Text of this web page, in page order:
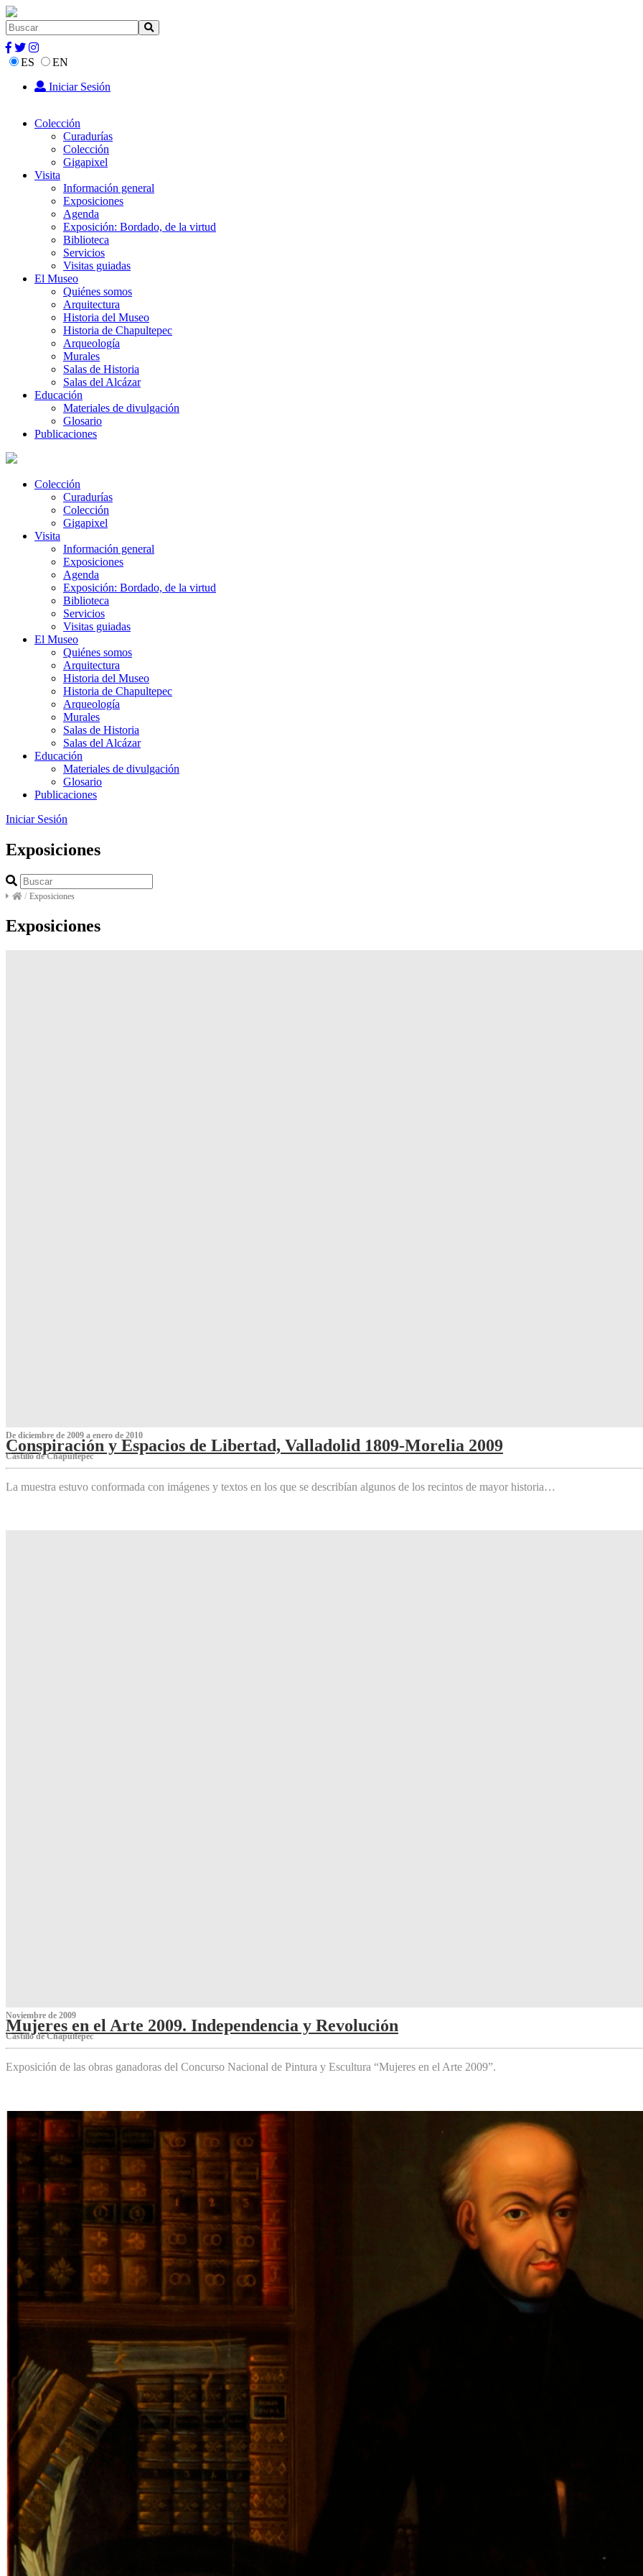
ES
EN
Iniciar Sesión
Colección
Curadurías
Colección
Gigapixel
Visita
Información general
Exposiciones
Agenda
Exposición: Bordado, de la virtud
Biblioteca
Servicios
Visitas guiadas
El Museo
Quiénes somos
Arquitectura
Historia del Museo
Historia de Chapultepec
Arqueología
Murales
Salas de Historia
Salas del Alcázar
Educación
Materiales de divulgación
Glosario
Publicaciones
Colección
Curadurías
Colección
Gigapixel
Visita
Información general
Exposiciones
Agenda
Exposición: Bordado, de la virtud
Biblioteca
Servicios
Visitas guiadas
El Museo
Quiénes somos
Arquitectura
Historia del Museo
Historia de Chapultepec
Arqueología
Murales
Salas de Historia
Salas del Alcázar
Educación
Materiales de divulgación
Glosario
Publicaciones
Iniciar Sesión
Exposiciones
/ Exposiciones
Exposiciones
De diciembre de 2009 a enero de 2010
Conspiración y Espacios de Libertad, Valladolid 1809-Morelia 2009
Castillo de Chapultepec
La muestra estuvo conformada con imágenes y textos en los que se describían algunos de los recintos de mayor historia…
Noviembre de 2009
Mujeres en el Arte 2009. Independencia y Revolución
Castillo de Chapultepec
Exposición de las obras ganadoras del Concurso Nacional de Pintura y Escultura “Mujeres en el Arte 2009”.